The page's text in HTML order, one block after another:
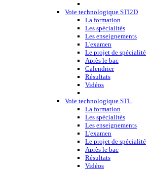
Voie technologique STI2D
La formation
Les spécialités
Les enseignements
L'examen
Le projet de spécialité
Après le bac
Calendrier
Résultats
Vidéos
Voie technologique STL
La formation
Les spécialités
Les enseignements
L'examen
Le projet de spécialité
Après le bac
Résultats
Vidéos